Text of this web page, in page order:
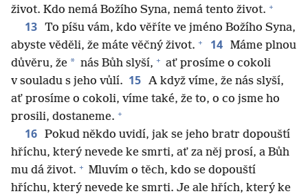
život. Kdo nemá Božího Syna, nemá tento život. +
13 To píšu vám, kdo věříte ve jméno Božího Syna,
abyste věděli, že máte věčný život. + 14 Máme plnou
důvěru, že * nás Bůh slyší, + ať prosíme o cokoli
v souladu s jeho vůlí. 15 A když víme, že nás slyší,
ať prosíme o cokoli, víme také, že to, o co jsme ho
prosili, dostaneme. +
16 Pokud někdo uvidí, jak se jeho bratr dopouští
hříchu, který nevede ke smrti, ať za něj prosí, a Bůh
mu dá život. + Mluvím o těch, kdo se dopouští
hříchu, který nevede ke smrti. Je ale hřích, který ke